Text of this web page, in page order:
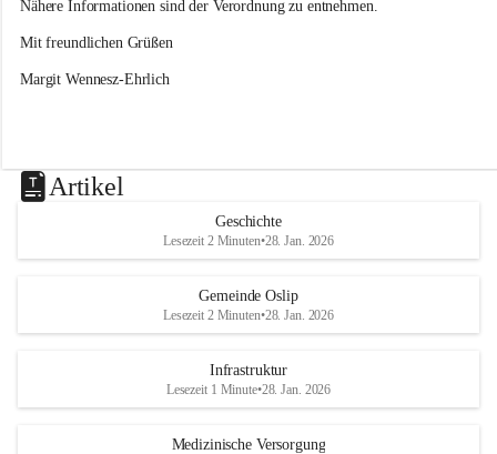
Nähere Informationen sind der Verordnung zu entnehmen.
Mit freundlichen Grüßen
Margit Wennesz-Ehrlich
Artikel
Geschichte
Lesezeit 2 Minuten•28. Jan. 2026
Gemeinde Oslip
Lesezeit 2 Minuten•28. Jan. 2026
Infrastruktur
Lesezeit 1 Minute•28. Jan. 2026
Medizinische Versorgung